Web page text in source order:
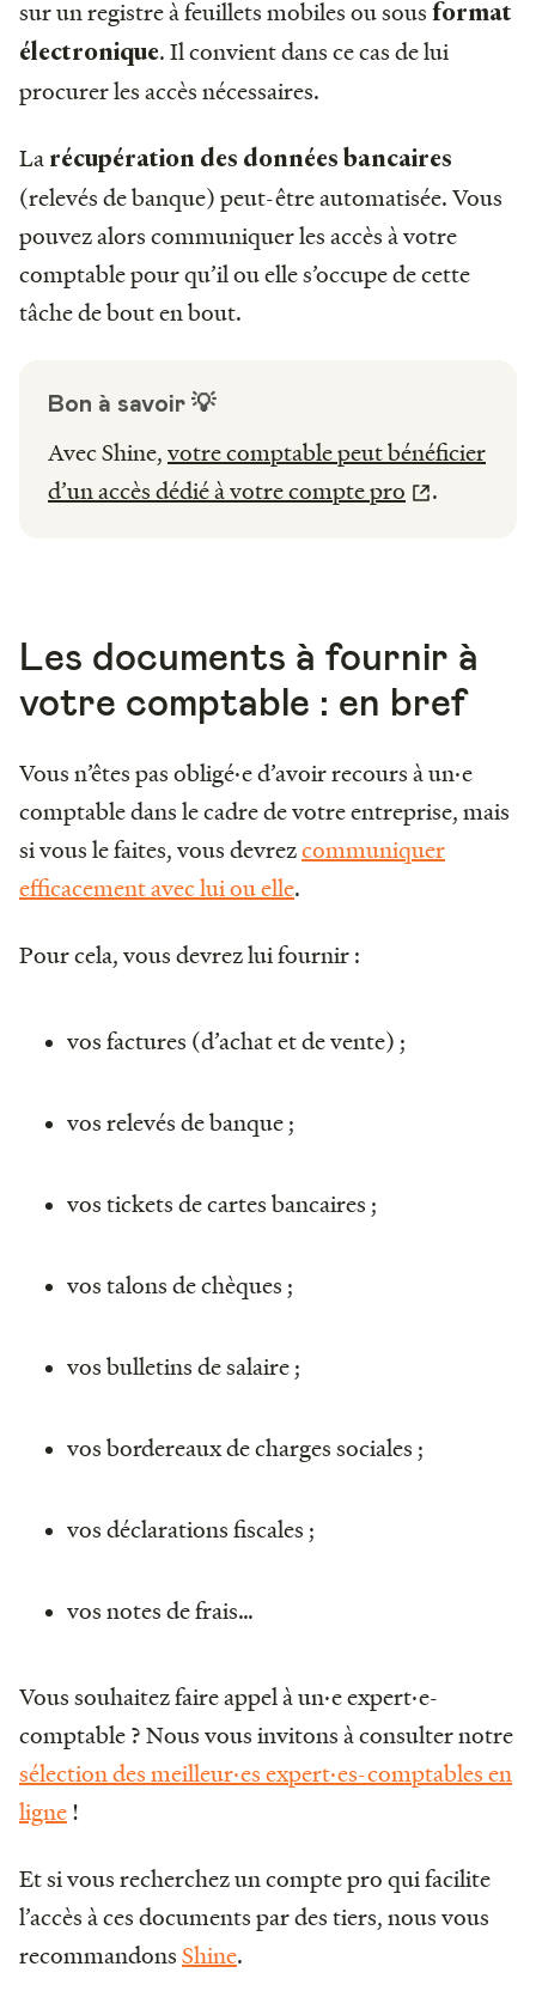
sur un registre à feuillets mobiles ou sous format
électronique. Il convient dans ce cas de lui
procurer les accès nécessaires.
La récupération des données bancaires
(relevés de banque) peut-être automatisée. Vous
pouvez alors communiquer les accès à votre
comptable pour qu’il ou elle s’occupe de cette
tâche de bout en bout.
Bon à savoir 💡
Avec Shine,votre comptable peut bénéficier
d’un accès dédié à votre compte pro
.
Les documents à fournir à
votre comptable : en bref
Vous n’êtes pas obligé·e d’avoir recours à un·e
comptable dans le cadre de votre entreprise, mais
si vous le faites, vous devrezcommuniquer
efficacement avec lui ou elle.
Pour cela, vous devrez lui fournir :
vos factures (d’achat et de vente) ;
vos relevés de banque ;
vos tickets de cartes bancaires ;
vos talons de chèques ;
vos bulletins de salaire ;
vos bordereaux de charges sociales ;
vos déclarations fiscales ;
vos notes de frais…
Vous souhaitez faire appel à un·e expert·e-
comptable ? Nous vous invitons à consulter notre
sélection des meilleur·es expert·es-comptables en
ligne!
Et si vous recherchez un compte pro qui facilite
l’accès à ces documents par des tiers, nous vous
recommandonsShine.